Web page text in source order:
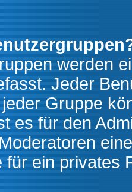
werden
Jeder
Gruppe
es für den
für ein privates